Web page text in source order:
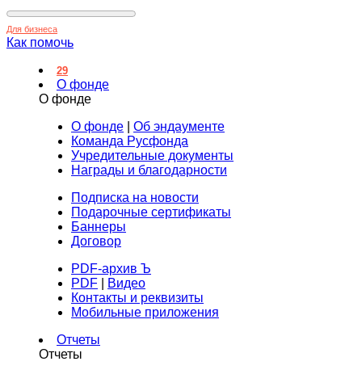
Для бизнеса
Как помочь
29
О фонде
О фонде
О фонде
Об эндаументе
Команда Русфонда
Учредительные документы
Награды и благодарности
Подписка на новости
Подарочные сертификаты
Баннеры
Договор
PDF-архив Ъ
PDF
Видео
Контакты и реквизиты
Мобильные приложения
Отчеты
Отчеты